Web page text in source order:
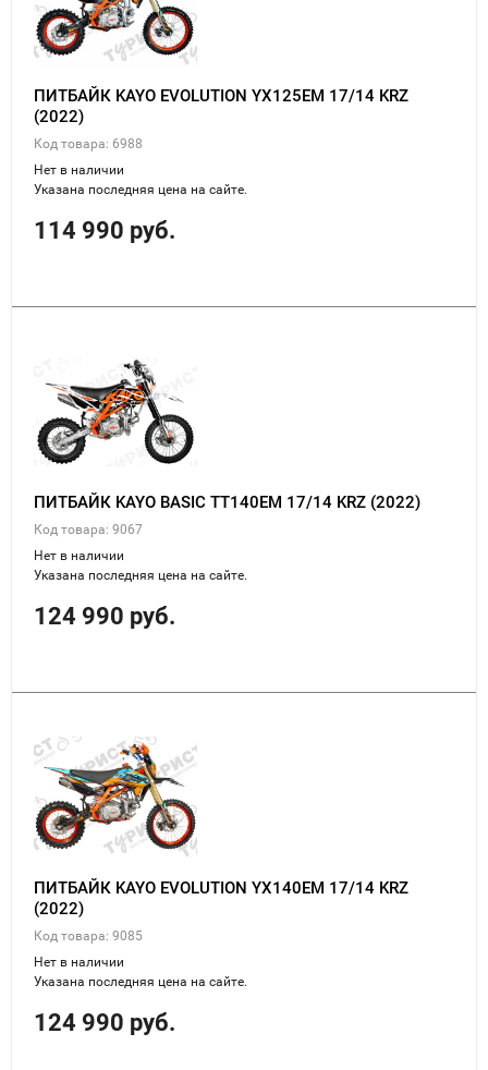
ПИТБАЙК KAYO EVOLUTION YX125EM 17/14 KRZ
(2022)
Код товара: 6988
Нет в наличии
Указана последняя цена на сайте.
114 990 руб.
ПИТБАЙК KAYO BASIC TT140EM 17/14 KRZ (2022)
Код товара: 9067
Нет в наличии
Указана последняя цена на сайте.
124 990 руб.
ПИТБАЙК KAYO EVOLUTION YX140EM 17/14 KRZ
(2022)
Код товара: 9085
Нет в наличии
Указана последняя цена на сайте.
124 990 руб.